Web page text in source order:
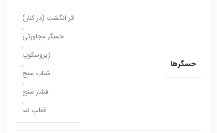
حسگرها
اثر انگشت (در کنار)
,
حسگر مجاورتی
,
ژیروسکوپ
,
شتاب سنج
,
فشار سنج
,
قطب نما